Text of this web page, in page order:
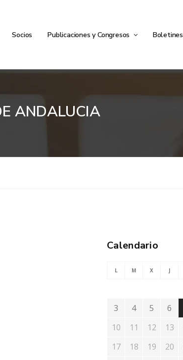
Socios Publicaciones y Congresos Boletines
ANDALUCIA
Calendario
L M X J
3
4 5 6
10
11 12 13
17
18 19 20